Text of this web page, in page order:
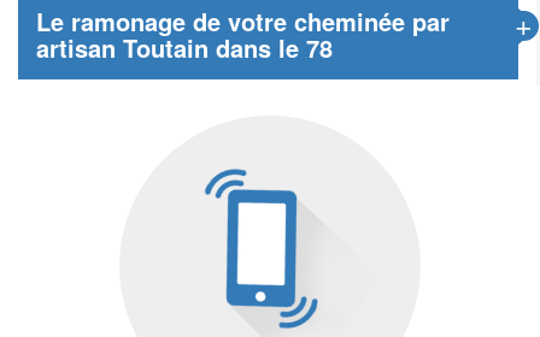
Le ramonage de votre cheminée par
artisan Toutain dans le 78
+